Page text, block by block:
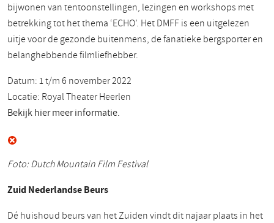
bijwonen van tentoonstellingen, lezingen en workshops met
betrekking tot het thema ‘ECHO’. Het DMFF is een uitgelezen
uitje voor de gezonde buitenmens, de fanatieke bergsporter en
belanghebbende filmliefhebber.
Datum: 1 t/m 6 november 2022
Locatie: Royal Theater Heerlen
Bekijk hier meer informatie.
Foto: Dutch Mountain Film Festival
Zuid Nederlandse Beurs
Dé huishoud beurs van het Zuiden vindt dit najaar plaats in het